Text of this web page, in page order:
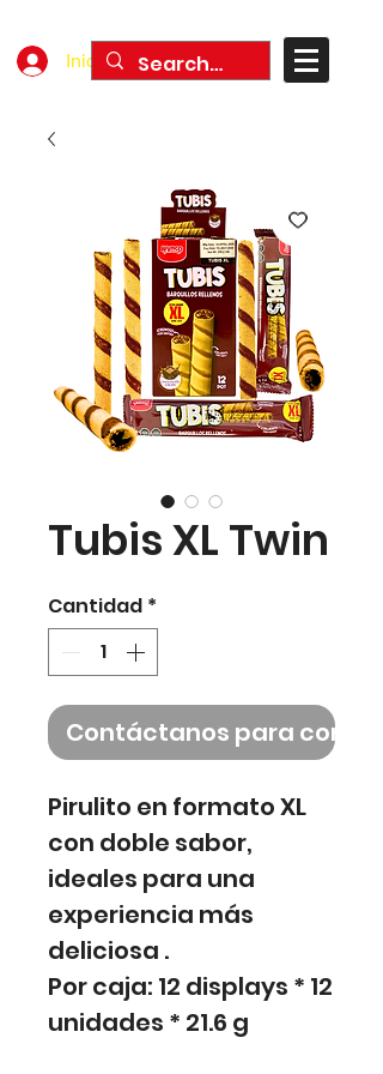
Iniciar sesión
Tubis XL Twin
Cantidad *
Contáctanos para
Pirulito en formato XL
con doble sabor,
ideales para una
experiencia más
deliciosa .
Por caja: 12 displays * 12
unidades * 21.6 g